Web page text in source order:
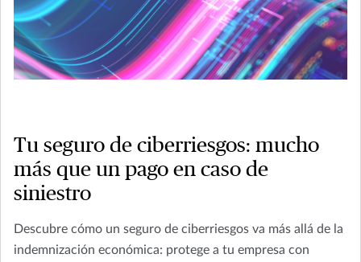
Tu seguro de ciberriesgos: mucho
más que un pago en caso de
siniestro
Descubre cómo un seguro de ciberriesgos va más allá de la
indemnización económica: protege a tu empresa con